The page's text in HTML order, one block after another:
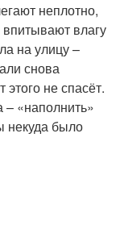
неплотно,
влагу
на улицу –
снова
этого не спасёт.
«наполнить»
некуда было